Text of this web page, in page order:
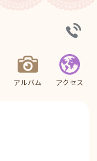
アルバム アクセス